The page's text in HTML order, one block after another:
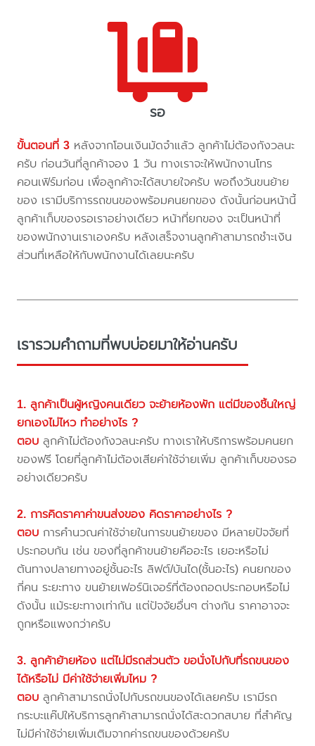
รอ
ขั้นตอนที่ 3 หลังจากโอนเงินมัดจำแล้ว ลูกค้าไม่ต้องกังวลนะ
ครับ ก่อนวันที่ลูกค้าจอง 1 วัน ทางเราจะให้พนักงานโทร
คอนเฟิร์มก่อน เพื่อลูกค้าจะได้สบายใจครับ พอถึงวันขนย้าย
ของ เรามีบริการรถขนของพร้อมคนยกของ ดังนั้นก่อนหน้านี้
ลูกค้าเก็บของรอเราอย่างเดียว หน้าที่ยกของ จะเป็นหน้าที่
ของพนักงานเราเองครับ หลังเสร็จงานลูกค้าสามารถชำะเงิน
ส่วนที่เหลือให้กับพนักงานได้เลยนะครับ
เรารวมคำถามที่พบบ่อยมาให้อ่านครับ
1. ลูกค้าเป็นผู้หญิงคนเดียว จะย้ายห้องพัก แต่มีของชิ้นใหญ่
ยกเองไม่ไหว ทำอย่างไร ?
ตอบ ลูกค้าไม่ต้องกังวลนะครับ ทางเราให้บริการพร้อมคนยก
ของฟรี โดยที่ลูกค้าไม่ต้องเสียค่าใช้จ่ายเพิ่ม ลูกค้าเก็บของรอ
อย่างเดียวครับ
2. การคิดราคาค่าขนส่งของ คิดราคาอย่างไร ?
ตอบ การคำนวณค่าใช้จ่ายในการขนย้ายของ มีหลายปัจจัยที่
ประกอบกัน เช่น ของที่ลูกค้าขนย้ายคืออะไร เยอะหรือไม่
ต้นทางปลายทางอยู่ชั้นอะไร ลิฟต์/บันได(ชั้นอะไร) คนยกของ
กี่คน ระยะทาง ขนย้ายเฟอร์นิเจอร์ที่ต้องถอดประกอบหรือไม่
ดังนั้น แม้ระยะทางเท่ากัน แต่ปัจจัยอื่นๆ ต่างกัน ราคาอาจจะ
ถูกหรือแพงกว่าครับ
3. ลูกค้าย้ายห้อง แต่ไม่มีรถส่วนตัว ขอนั่งไปกับที่รถขนของ
ได้หรือไม่ มีค่าใช้จ่ายเพิ่มไหม ?
ตอบ ลูกค้าสามารถนั่งไปกับรถขนของได้เลยครับ เรามีรถ
กระบะแค๊ปให้บริการลูกค้าสามารถนั่งได้สะดวกสบาย ที่สำคัญ
ไม่มีค่าใช้จ่ายเพิ่มเติมจากค่ารถขนของด้วยครับ